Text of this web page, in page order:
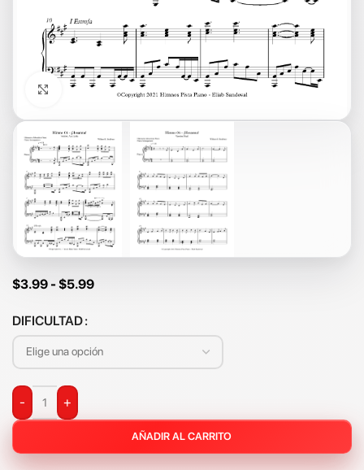
Click to enlarge
$3.99 - $5.99
DIFICULTAD
- +
AÑADIR AL CARRITO